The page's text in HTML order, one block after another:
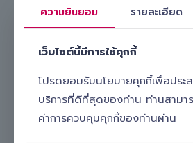
ให้พวงมาลัยตอบสนองได้อย่างมั่นใจ
โดดเด่นด้วยอายุการใช้งานยาวนานกว่ายาง
แก้มยาง Premium Touch เพิ่มความสวยงา
สำหรับผู้ที่ต้องการ “ยางสปอร์ตที่ใช้งานได้จริ
Slick พร้อมให้บริการเปลี่ยนยาง
ไม่ต้องเข้าศูนย์ เปลี่ยนได้ที่บ้านหรือที่ทำงาน
ศูนย์บริการ และทีมช่างมืออาชีพ
ความยินยอม รายละเอียด
เว็บไซต์นี้มีการใช้คุกกี้
โปรดยอมรับนโยบายคุกกี้เพื่อประ
บริการที่ดีที่สุดของท่าน ท่านสามา
ค่าการควบคุมคุกกี้ของท่านผ่าน